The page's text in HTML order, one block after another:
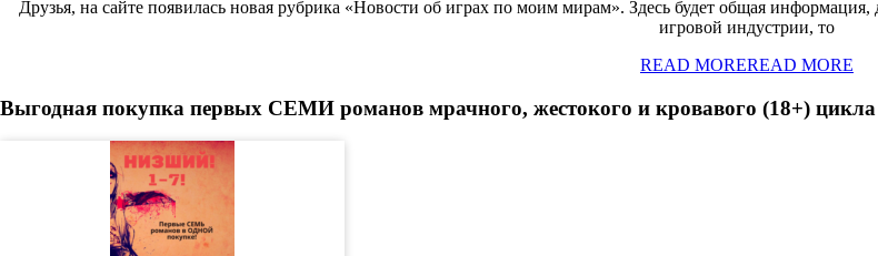
Друзья, на сайте появилась новая рубрика «Новости об играх по моим мирам». Здесь будет общая
игровой индустрии, то
READ MOREREAD MORE
Выгодная покупка первых СЕМИ романов мрачного, жестокого и кровавого (18+)